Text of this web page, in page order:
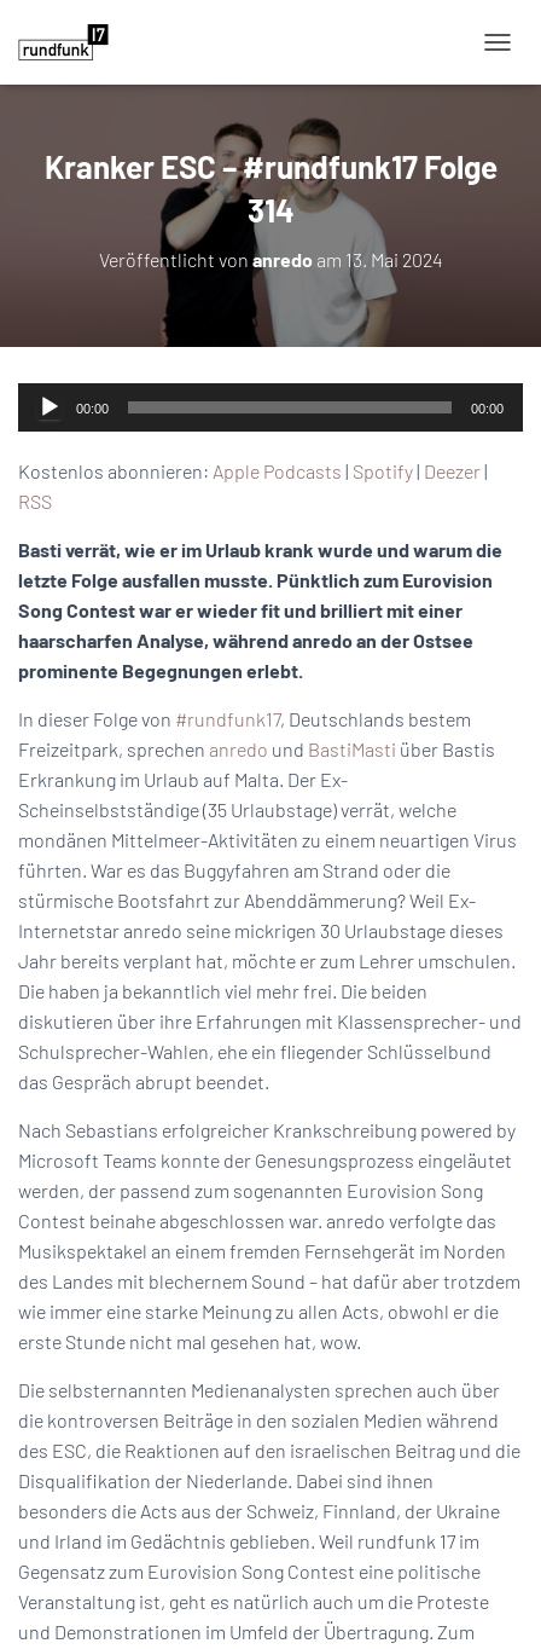
Kranker ESC – #rundfunk17 Folge
314
Veröffentlicht von anredoam 13. Mai 2024
Audio-
Player
00:00 00:00
Kostenlos abonnieren: Apple Podcasts | Spotify| Deezer|
RSS
Basti verrät, wie er im Urlaub krank wurde und warum die
letzte Folge ausfallen musste. Pünktlich zum Eurovision
Song Contest war er wieder fit und brilliert mit einer
haarscharfen Analyse, während anredo an der Ostsee
prominente Begegnungen erlebt.
In dieser Folge von #rundfunk17, Deutschlands bestem
Freizeitpark, sprechen anredo und BastiMasti über Bastis
Erkrankung im Urlaub auf Malta. Der Ex-
Scheinselbstständige (35 Urlaubstage) verrät, welche
mondänen Mittelmeer-Aktivitäten zu einem neuartigen Virus
führten. War es das Buggyfahren am Strand oder die
stürmische Bootsfahrt zur Abenddämmerung? Weil Ex-
Internetstar anredo seine mickrigen 30 Urlaubstage dieses
Jahr bereits verplant hat, möchte er zum Lehrer umschulen.
Die haben ja bekanntlich viel mehr frei. Die beiden
diskutieren über ihre Erfahrungen mit Klassensprecher- und
Schulsprecher-Wahlen, ehe ein fliegender Schlüsselbund
das Gespräch abrupt beendet.
Nach Sebastians erfolgreicher Krankschreibung powered by
Microsoft Teams konnte der Genesungsprozess eingeläutet
werden, der passend zum sogenannten Eurovision Song
Contest beinahe abgeschlossen war. anredo verfolgte das
Musikspektakel an einem fremden Fernsehgerät im Norden
des Landes mit blechernem Sound – hat dafür aber trotzdem
wie immer eine starke Meinung zu allen Acts, obwohl er die
erste Stunde nicht mal gesehen hat, wow.
Die selbsternannten Medienanalysten sprechen auch über
die kontroversen Beiträge in den sozialen Medien während
des ESC, die Reaktionen auf den israelischen Beitrag und die
Disqualifikation der Niederlande. Dabei sind ihnen
besonders die Acts aus der Schweiz, Finnland, der Ukraine
und Irland im Gedächtnis geblieben. Weil rundfunk 17 im
Gegensatz zum Eurovision Song Contest eine politische
Veranstaltung ist, geht es natürlich auch um die Proteste
und Demonstrationen im Umfeld der Übertragung. Zum